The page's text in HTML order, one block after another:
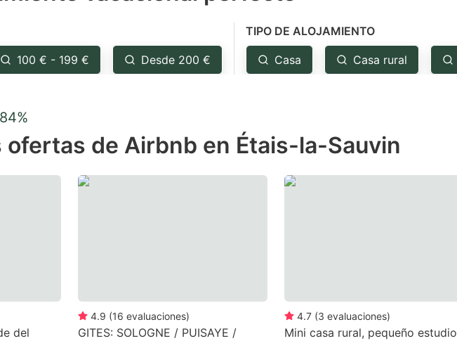
mark
key
the
100 € - 199 € Desde 200 €
TIPO DE ALOJAMIENTO
Casa Casa rural
ofertas de Airbnb en Étais-la-Sauvin
del
4.9 (16 evaluaciones)
GITES: SOLOGNE / PUISAYE /
4.7 (3 evaluaciones)
Mini casa rural, pequeño estudio